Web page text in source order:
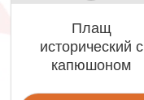
Плащ
исторический с
капюшоном